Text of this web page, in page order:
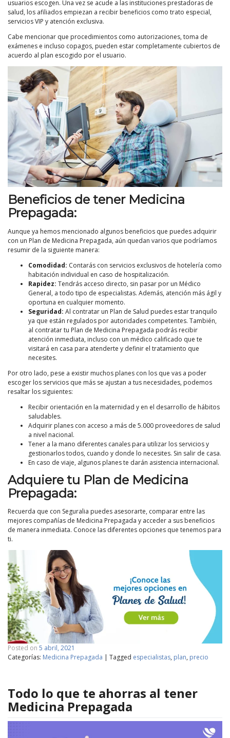
usuarios escogen. Una vez se acude a las instituciones prestadoras de
salud, los afiliados empiezan a recibir beneficios como trato especial,
servicios VIP y atención exclusiva.
Cabe mencionar que procedimientos como autorizaciones, toma de
exámenes e incluso copagos, pueden estar completamente cubiertos de
acuerdo al plan escogido por el usuario.
Beneficios de tener Medicina
Prepagada:
Aunque ya hemos mencionado algunos beneficios que puedes adquirir
con un Plan de Medicina Prepagada, aún quedan varios que podríamos
resumir de la siguiente manera:
Comodidad: Contarás con servicios exclusivos de hotelería como
habitación individual en caso de hospitalización.
Rapidez: Tendrás acceso directo, sin pasar por un Médico
General, a todo tipo de especialistas. Además, atención más ágil y
oportuna en cualquier momento.
Seguridad: Al contratar un Plan de Salud puedes estar tranquilo
ya que están regulados por autoridades competentes. También,
al contratar tu Plan de Medicina Prepagada podrás recibir
atención inmediata, incluso con un médico calificado que te
visitará en casa para atenderte y definir el tratamiento que
necesites.
Por otro lado, pese a existir muchos planes con los que vas a poder
escoger los servicios que más se ajustan a tus necesidades, podemos
resaltar los siguientes:
Recibir orientación en la maternidad y en el desarrollo de hábitos
saludables.
Adquirir planes con acceso a más de 5.000 proveedores de salud
a nivel nacional.
Tener a la mano diferentes canales para utilizar los servicios y
gestionarlos todos, cuando y donde lo necesites. Sin salir de casa.
En caso de viaje, algunos planes te darán asistencia internacional.
Adquiere tu Plan de Medicina
Prepagada:
Recuerda que con Seguralia puedes asesorarte, comparar entre las
mejores compañías de Medicina Prepagada y acceder a sus beneficios
de manera inmediata. Conoce las diferentes opciones que tenemos para
ti.
Posted on 5 abril, 2021
Categorías: Medicina Prepagada | Tagged especialistas, plan, precio
Todo lo que te ahorras al tener
Medicina Prepagada